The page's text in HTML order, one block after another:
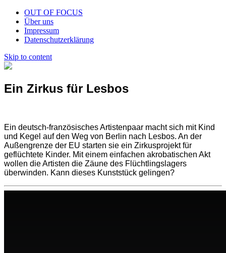
OUT OF FOCUS
Über uns
Impressum
Datenschutzerklärung
Skip to content
Ein Zirkus für Lesbos
Ein deutsch-französisches Artistenpaar macht sich mit Kind
und Kegel auf den Weg von Berlin nach Lesbos. An der
Außengrenze der EU starten sie ein Zirkusprojekt für
geflüchtete Kinder. Mit einem einfachen akrobatischen Akt
wollen die Artisten die Zäune des Flüchtlingslagers
überwinden. Kann dieses Kunststück gelingen?